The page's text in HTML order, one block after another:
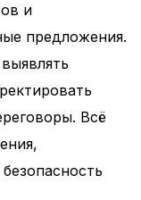
и
предложения.
Всё